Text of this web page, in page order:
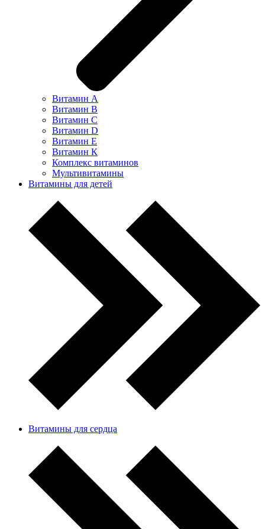
Витамин А
Витамин В
Витамин С
Витамин D
Витамин Е
Витамин К
Комплекс витаминов
Мультивитамины
Витамины для детей
Витамины для сердца